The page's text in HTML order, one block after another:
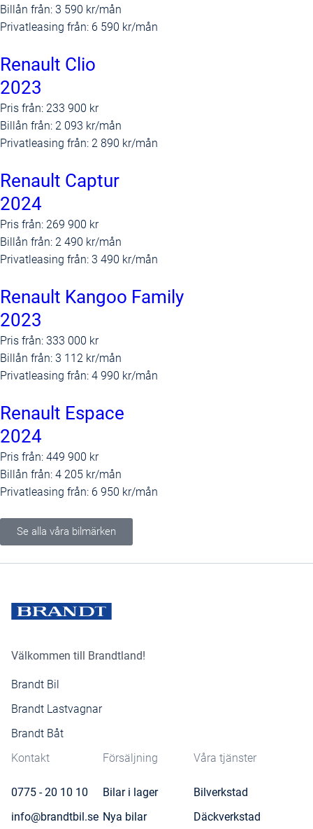
Billån från: 3 590 kr/mån
Privatleasing från: 6 590 kr/mån
Renault Clio
2023
Pris från: 233 900 kr
Billån från: 2 093 kr/mån
Privatleasing från: 2 890 kr/mån
Renault Captur
2024
Pris från: 269 900 kr
Billån från: 2 490 kr/mån
Privatleasing från: 3 490 kr/mån
Renault Kangoo Family
2023
Pris från: 333 000 kr
Billån från: 3 112 kr/mån
Privatleasing från: 4 990 kr/mån
Renault Espace
2024
Pris från: 449 900 kr
Billån från: 4 205 kr/mån
Privatleasing från: 6 950 kr/mån
Se alla våra bilmärken
Välkommen till Brandtland!
Brandt Bil
Brandt Lastvagnar
Brandt Båt
Kontakt
0775 - 20 10 10
info@brandtbil.se
Försäljning
Bilar i lager
Nya bilar
Våra tjänster
Bilverkstad
Däckverkstad